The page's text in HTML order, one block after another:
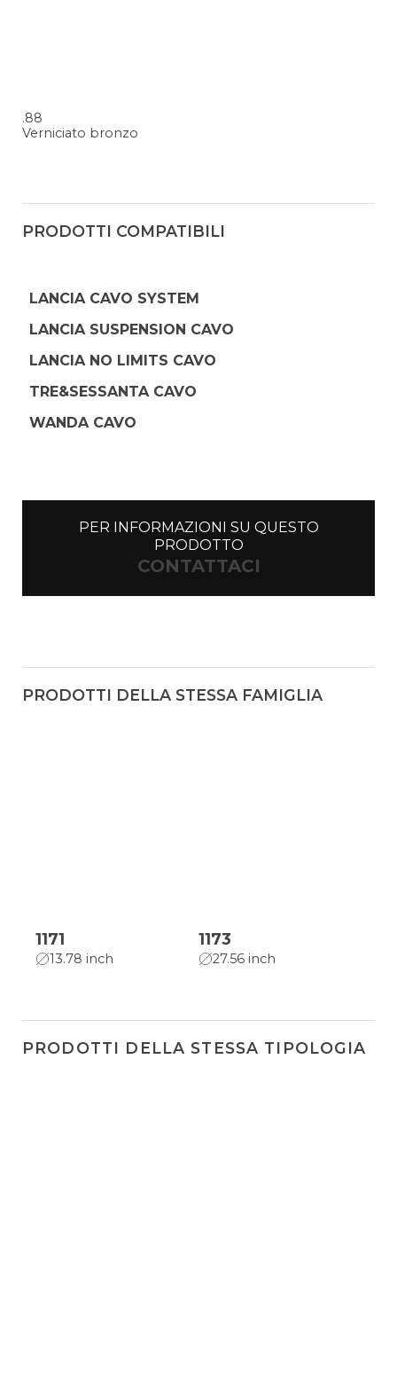
.88
Verniciato bronzo
PRODOTTI COMPATIBILI
LANCIA CAVO SYSTEM
LANCIA SUSPENSION CAVO
LANCIA NO LIMITS CAVO
TRE&SESSANTA CAVO
WANDA CAVO
PER INFORMAZIONI SU QUESTO
PRODOTTO
CONTATTACI
PRODOTTI DELLA STESSA FAMIGLIA
1171
13.78 inch
1173
27.56 inch
PRODOTTI DELLA STESSA TIPOLOGIA